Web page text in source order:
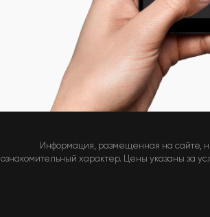
Информация, размещенная на сайте,
ознакомительный характер. Цены указаны за